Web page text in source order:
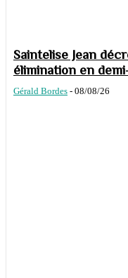
Saintelise Jean
élimination en
Gérald Bordes - 08/08/26